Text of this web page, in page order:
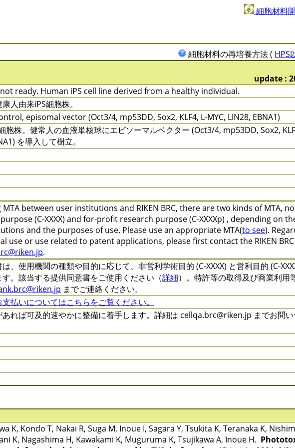
細胞材料
細胞材料の再培養方法 ( HPS
update :
ready. Human iPS cell line derived from a healthy individual.
人由来iPS細胞株。
episomal vector (Oct3/4, mp53DD, Sox2, KLF4, L-MYC, LIN28, EBNA1)
胞株。健常人の血液単核球にエピソーマルベクター (Oct3/4, mp53DD, Sox2,
を導入して樹立。
MTA between user institutions and RIKEN BRC, there are two kinds of MTA,
(C-XXXX) and for-profit research purpose (C-XXXXp) , depending on
and the purposes of use. Please use an appropriate MTA(to see).
use or use related to patent applications, please first contact the RIKEN
.
、使用機関の種類や目的に応じて、非営利学術目的 (C-XXXX) と営利目的 (C-
。該当する提供同意書をご使用ください（詳細）。特許等の取得及び商業利用
までご連絡ください。
払いについてはこちらをご覧ください。
あれば可及的速やかに整備に着手します。詳細は cellqa.brc@riken.jp までお問
K, Kondo T, Nakai R, Suga M, Inoue I, Sagara Y, Tsukita K, Teranaka K,
K, Nagashima H, Kawakami K, Muguruma K, Tsujikawa A, Inoue H.